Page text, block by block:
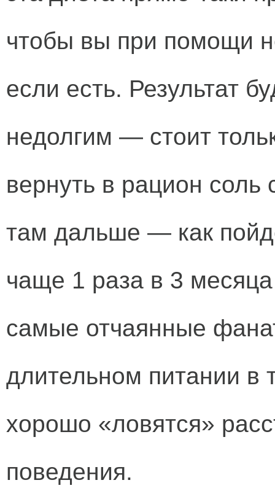
чтобы вы при помощи
если есть. Результат
недолгим — стоит
вернуть в рацион соль
там дальше — как
чаще 1 раза в 3
самые отчаянные
длительном питании в
хорошо «ловятся»
поведения.